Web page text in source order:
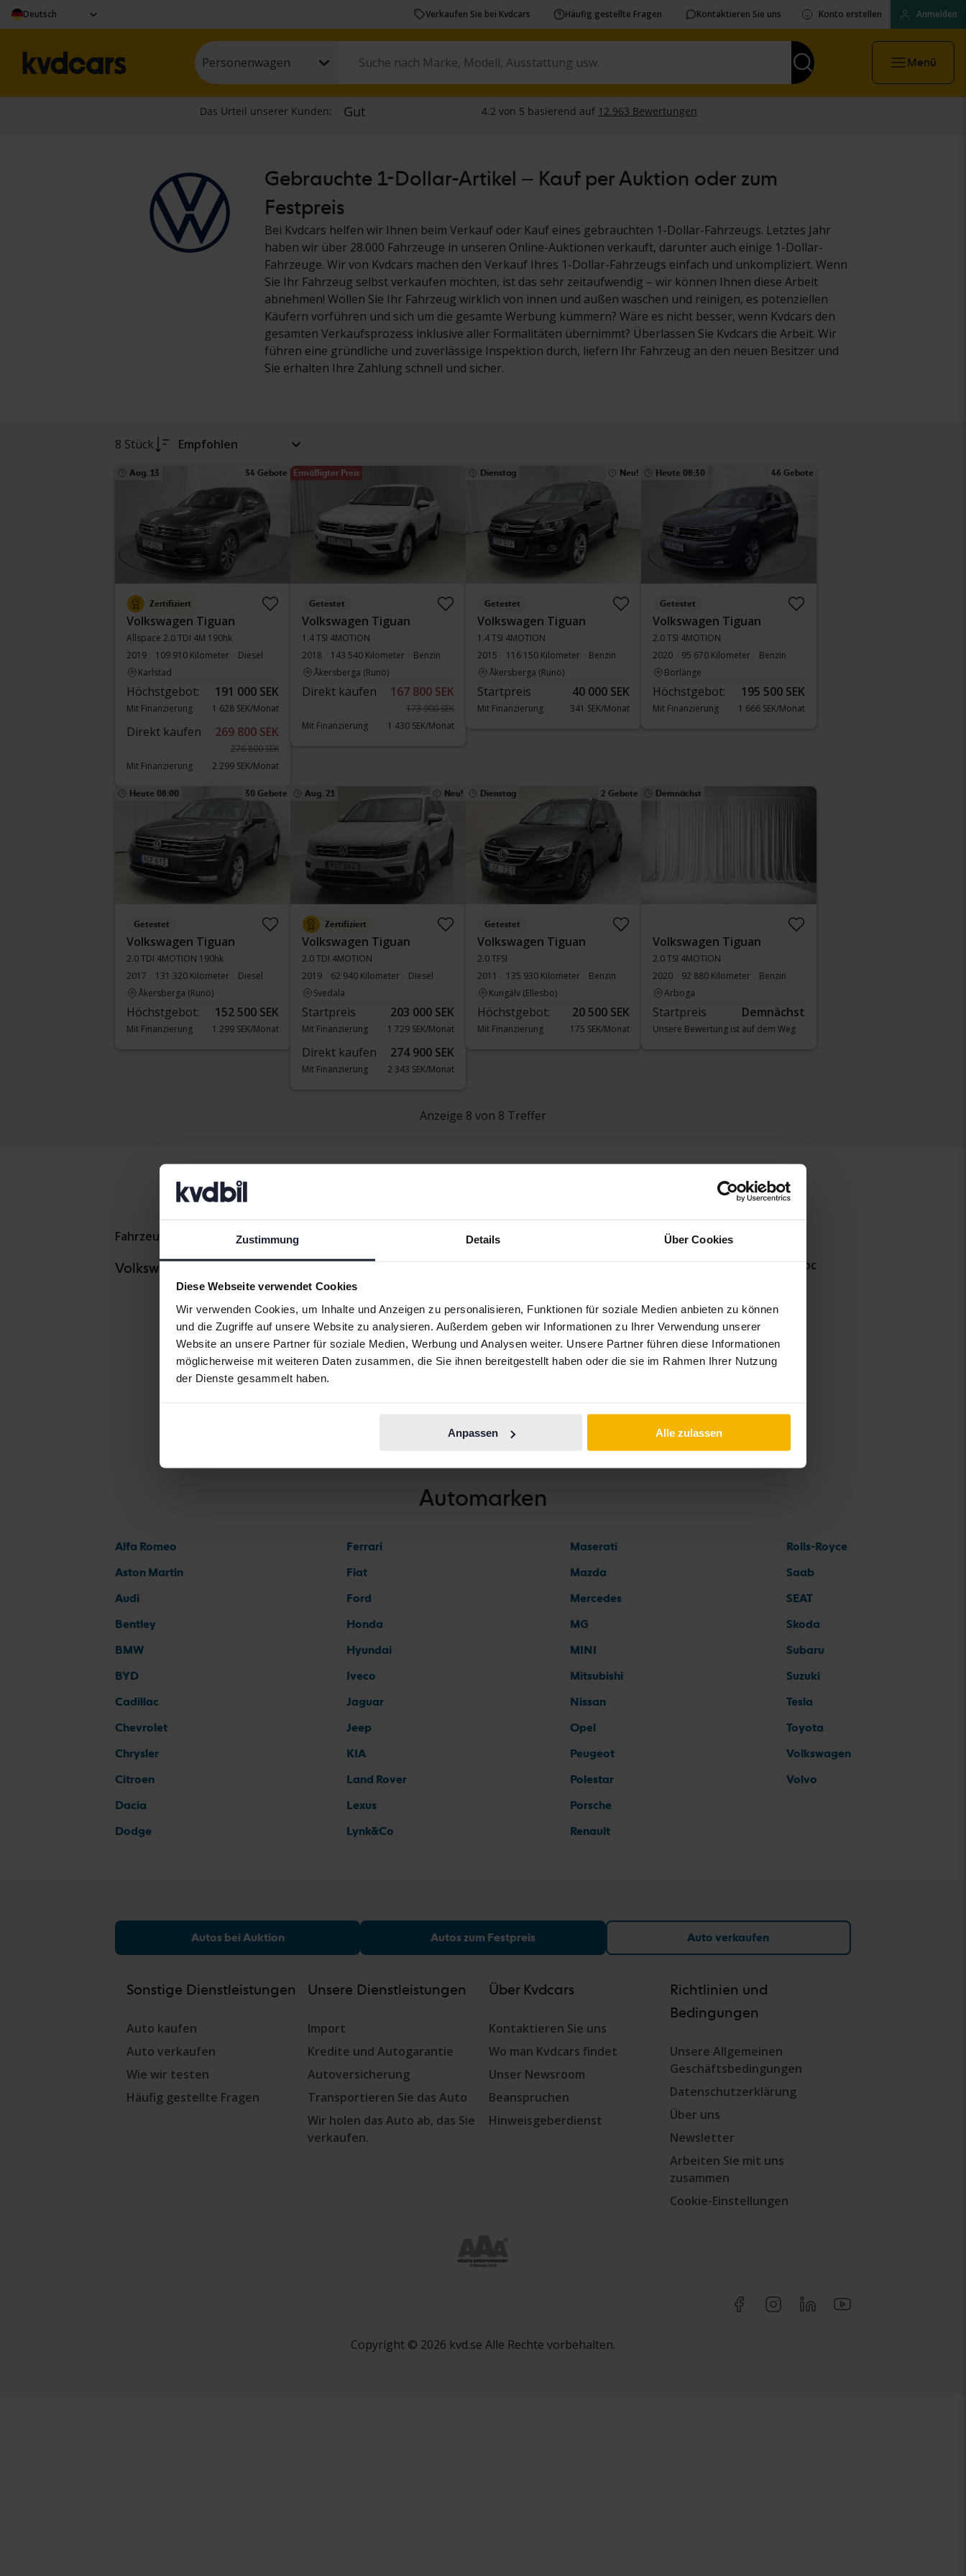
Zustimmung Details Über Cookies
Diese Webseite verwendet Cookies
Wir verwenden Cookies, um Inhalte und Anzeigen zu personalisieren, Funktionen für soziale Medien anbieten zu können
und die Zugriffe auf unsere Website zu analysieren. Außerdem geben wir Informationen zu Ihrer Verwendung unserer
Website an unsere Partner für soziale Medien, Werbung und Analysen weiter. Unsere Partner führen diese Informationen
möglicherweise mit weiteren Daten zusammen, die Sie ihnen bereitgestellt haben oder die sie im Rahmen Ihrer Nutzung
der Dienste gesammelt haben.
Anpassen Alle zulassen
Deutsch Verkaufen Sie bei Kvdcars Häufig gestellte Fragen Kontaktieren Sie uns Konto erstellen Anmelden
Personenwagen Menü
Gebrauchte 1-Dollar-Artikel – Kauf per Auktion oder zum
Festpreis
Bei Kvdcars helfen wir Ihnen beim Verkauf oder Kauf eines gebrauchten 1-Dollar-Fahrzeugs. Letztes Jahr
haben wir über 28.000 Fahrzeuge in unseren Online-Auktionen verkauft, darunter auch einige 1-Dollar-
Fahrzeuge. Wir von Kvdcars machen den Verkauf Ihres 1-Dollar-Fahrzeugs einfach und unkompliziert. Wenn
Sie Ihr Fahrzeug selbst verkaufen möchten, ist das sehr zeitaufwendig – wir können Ihnen diese Arbeit
abnehmen! Wollen Sie Ihr Fahrzeug wirklich von innen und außen waschen und reinigen, es potenziellen
Käufern vorführen und sich um die gesamte Werbung kümmern? Wäre es nicht besser, wenn Kvdcars den
gesamten Verkaufsprozess inklusive aller Formalitäten übernimmt? Überlassen Sie Kvdcars die Arbeit. Wir
führen eine gründliche und zuverlässige Inspektion durch, liefern Ihr Fahrzeug an den neuen Besitzer und
Sie erhalten Ihre Zahlung schnell und sicher.
8 Stück Empfohlen
Aug. 13 34 Gebote
Zertifiziert
Volkswagen Tiguan
Allspace 2.0 TDI 4M 190hk
2019
109 910 Kilometer
Diesel
Karlstad
Höchstgebot: 191 000 SEK
Mit Finanzierung 1 628 SEK/Monat
Direkt kaufen 269 800 SEK
276 800 SEK
Mit Finanzierung
2 299 SEK/Monat
Ermäßigter Preis
Getestet
Volkswagen Tiguan
1.4 TSI 4MOTION
2018
143 540 Kilometer
Benzin
Åkersberga (Runö)
Direkt kaufen 167 800 SEK
173 900 SEK
Mit Finanzierung
1 430 SEK/Monat
Dienstag Neu!
Getestet
Volkswagen Tiguan
1.4 TSI 4MOTION
2015
116 150 Kilometer
Benzin
Åkersberga (Runö)
Startpreis 40 000 SEK
Mit Finanzierung 341 SEK/Monat
Heute 08:30 46 Gebote
Getestet
Volkswagen Tiguan
2.0 TSI 4MOTION
2020
95 670 Kilometer
Benzin
Borlänge
Höchstgebot: 195 500 SEK
Mit Finanzierung 1 666 SEK/Monat
Heute 08:00 30 Gebote
Getestet
Volkswagen Tiguan
2.0 TDI 4MOTION 190hk
2017
131 320 Kilometer
Diesel
Åkersberga (Runö)
Höchstgebot: 152 500 SEK
Mit Finanzierung 1 299 SEK/Monat
Aug. 21 Neu!
Zertifiziert
Volkswagen Tiguan
2.0 TDI 4MOTION
2019
62 940 Kilometer
Diesel
Svedala
Startpreis 203 000 SEK
Mit Finanzierung 1 729 SEK/Monat
Direkt kaufen 274 900 SEK
Mit Finanzierung 2 343 SEK/Monat
Dienstag 2 Gebote
Getestet
Volkswagen Tiguan
2.0 TFSI
2011
135 930 Kilometer
Benzin
Kungälv (Ellesbo)
Höchstgebot: 20 500 SEK
Mit Finanzierung 175 SEK/Monat
Demnächst
Volkswagen Tiguan
2.0 TSI 4MOTION
2020
92 880 Kilometer
Benzin
Arboga
Startpreis Demnächst
Unsere Bewertung ist auf dem Weg
Anzeige 8 von 8 Treffer
Fahrzeuge Volkswagen Tiguan
VolkswagenModelle
Volkswagen Caddy
Volkswagen Golf
Volkswagen ID.3
Volkswagen ID.4
Volkswagen Passat
Volkswagen Polo
Volkswagen Tiguan
Volkswagen Touran
Volkswagen T-Roc
Automarken
Alfa Romeo
Aston Martin
Audi
Bentley
BMW
BYD
Cadillac
Chevrolet
Chrysler
Citroen
Dacia
Dodge
Ferrari
Fiat
Ford
Honda
Hyundai
Iveco
Jaguar
Jeep
KIA
Land Rover
Lexus
Lynk&Co
Maserati
Mazda
Mercedes
MG
MINI
Mitsubishi
Nissan
Opel
Peugeot
Polestar
Porsche
Renault
Rolls-Royce
Saab
SEAT
Skoda
Subaru
Suzuki
Tesla
Toyota
Volkswagen
Volvo
Autos bei Auktion Autos zum Festpreis Auto verkaufen
Sonstige Dienstleistungen
Auto kaufen
Auto verkaufen
Wie wir testen
Häufig gestellte Fragen
Unsere Dienstleistungen
Import
Kredite und Autogarantie
Autoversicherung
Transportieren Sie das Auto
Wir holen das Auto ab, das Sie
verkaufen.
Über Kvdcars
Kontaktieren Sie uns
Wo man Kvdcars findet
Unser Newsroom
Beanspruchen
Hinweisgeberdienst
Richtlinien und
Bedingungen
Unsere Allgemeinen
Geschäftsbedingungen
Datenschutzerklärung
Über uns
Newsletter
Arbeiten Sie mit uns
zusammen
Cookie-Einstellungen
Copyright © 2026 kvd.se Alle Rechte vorbehalten.